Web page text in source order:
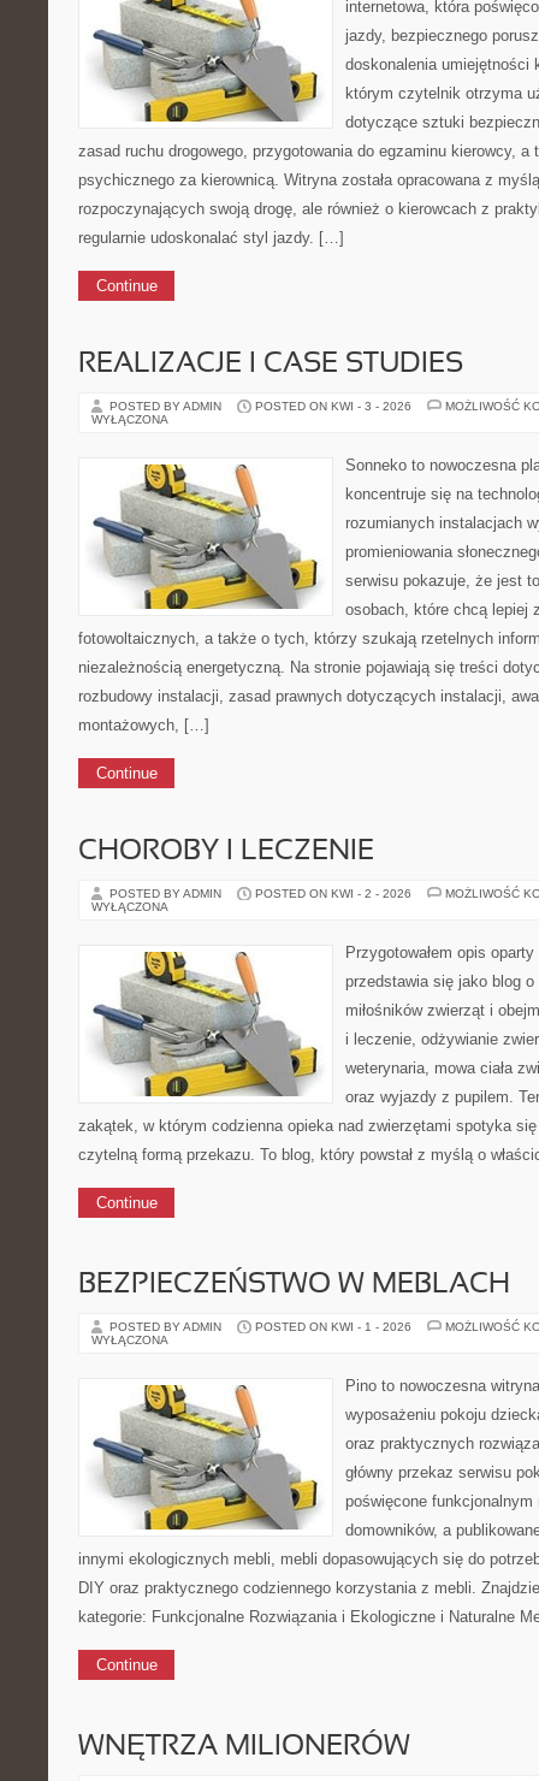
internetowa, która
jazdy, bezpiecznego
doskonalenia umiejętności
którym czytelnik otrzyma
dotyczące sztuki
zasad ruchu drogowego, przygotowania do egzaminu kierowcy, a
psychicznego za kierownicą. Witryna została opracowana z
rozpoczynających swoją drogę, ale również o kierowcach z
regularnie udoskonalać styl jazdy. […]
Continue
REALIZACJE I CASE STUDIES
POSTED BY ADMIN POSTED ON KWI - 3 - 2026
MOŻLIWOŚĆ
WYŁĄCZONA
Sonneko to nowoczesna
koncentruje się na
rozumianych instalacjach
promieniowania
serwisu pokazuje, że jest
osobach, które chcą lepiej
fotowoltaicznych, a także o tych, którzy szukają rzetelnych
niezależnością energetyczną. Na stronie pojawiają się treści
rozbudowy instalacji, zasad prawnych dotyczących instalacji,
montażowych, […]
Continue
CHOROBY I LECZENIE
POSTED BY ADMIN POSTED ON KWI - 2 - 2026
MOŻLIWOŚĆ
WYŁĄCZONA
Przygotowałem opis
przedstawia się jako blog
miłośników zwierząt i
i leczenie, odżywianie
weterynaria, mowa ciała
oraz wyjazdy z pupilem.
zakątek, w którym codzienna opieka nad zwierzętami spotyka
czytelną formą przekazu. To blog, który powstał z myślą o
Continue
BEZPIECZEŃSTWO W MEBLACH
POSTED BY ADMIN POSTED ON KWI - 1 - 2026
MOŻLIWOŚĆ
WYŁĄCZONA
Pino to nowoczesna
wyposażeniu pokoju
oraz praktycznych
główny przekaz serwisu
poświęcone
domowników, a
innymi ekologicznych mebli, mebli dopasowujących się do
DIY oraz praktycznego codziennego korzystania z mebli.
kategorie: Funkcjonalne Rozwiązania i Ekologiczne i Naturalne
Continue
WNĘTRZA MILIONERÓW